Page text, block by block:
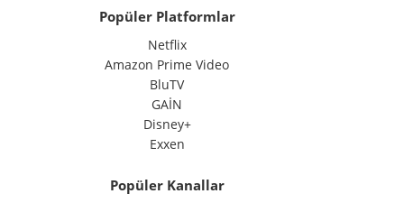
Popüler Platformlar
Netflix
Amazon Prime Video
BluTV
GAİN
Disney+
Exxen
Popüler Kanallar